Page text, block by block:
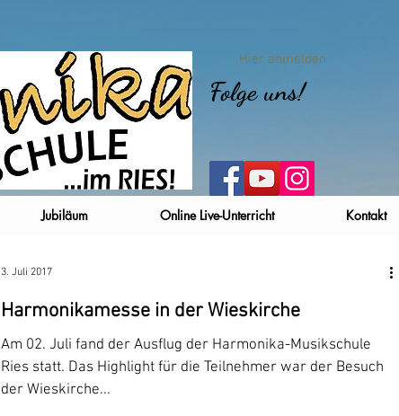
Hier anmelden
Folge uns!
Harmonikamesse in der Wieskirche
Am 02. Juli fand der Ausflug der Harmonika-Musikschule
Ries statt. Das Highlight für die Teilnehmer war der Besuch
der Wieskirche...
3. Juli 2017
Jubiläum Online Live-Unterricht Kontakt